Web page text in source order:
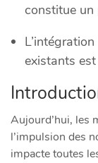
constitue un
existants
Aujourd’hui, les
l’impulsion des
impacte toutes